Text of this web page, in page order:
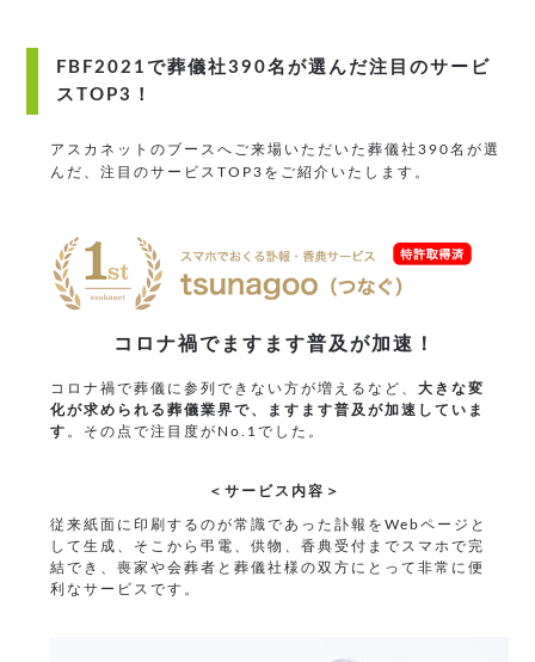
FBF2021で葬儀社390名が選んだ注目のサービ
スTOP3！
アスカネットのブースへご来場いただいた葬儀社390名が選
んだ、注目のサービスTOP3をご紹介いたします。
コロナ禍でますます普及が加速！
コロナ禍で葬儀に参列できない方が増えるなど、大きな変
化が求められる葬儀業界で、ますます普及が加速していま
す 。その点で注目度がNo.1でした。
＜サービス内容＞
従来紙面に印刷するのが常識であった訃報をWebページと
して生成、そこから弔電、供物、香典受付までスマホで完
結でき、喪家や会葬者と葬儀社様の双方にとって非常に便
利なサービスです。